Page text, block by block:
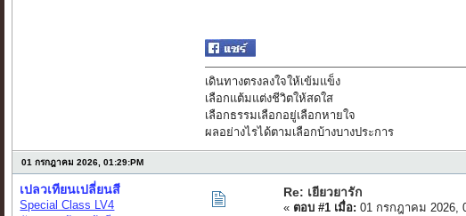
เดินทางตรงลงใจให้เข้มแข็ง
เลือกแต้มแต่งชีวิตให้สดใส
เลือกธรรมเลือกอยู่เลือกหายใจ
ผลอย่างไรได้ตามเลือกบ้างบางประการ
01 กรกฎาคม 2026, 01:29:PM
เปลวเทียนเปลี่ยนสี
Special Class LV4
Re: เยียวยารัก
« ตอบ #1 เมื่อ: 01 กรกฎาคม 2026,